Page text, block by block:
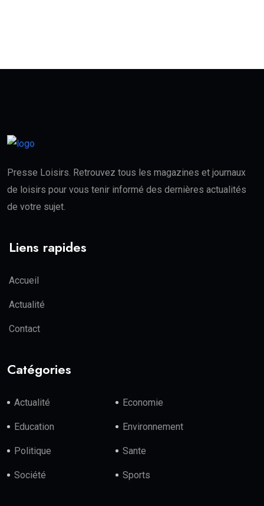
Presse Loisirs. Retrouvez tous les magazines et journaux
de loisirs pour vous tenir informé des dernières actualités
de votre sujet.
Liens rapides
Accueil
Actualité
Contact
Catégories
Actualité Economie
Education Environnement
Politique Sante
Société Sports